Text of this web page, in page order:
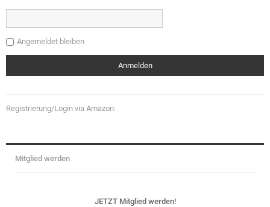
Angemeldet bleiben
Registrierung/Login via Amazon:
Mitglied werden
JETZT Mitglied werden!